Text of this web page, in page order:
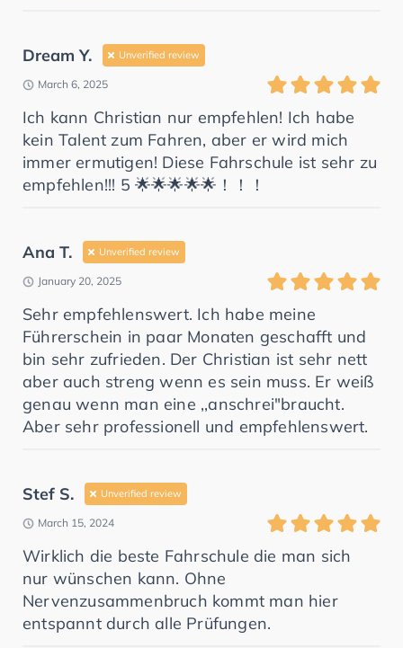
Dream Y. Unverified review
March 6, 2025
Ich kann Christian nur empfehlen! Ich habe
kein Talent zum Fahren, aber er wird mich
immer ermutigen! Diese Fahrschule ist sehr zu
empfehlen!!! 5 🌟🌟🌟🌟🌟！！！
Ana T. Unverified review
January 20, 2025
Sehr empfehlenswert. Ich habe meine
Führerschein in paar Monaten geschafft und
bin sehr zufrieden. Der Christian ist sehr nett
aber auch streng wenn es sein muss. Er weiß
genau wenn man eine ,,anschrei"braucht.
Aber sehr professionell und empfehlenswert.
Stef S. Unverified review
March 15, 2024
Wirklich die beste Fahrschule die man sich
nur wünschen kann. Ohne
Nervenzusammenbruch kommt man hier
entspannt durch alle Prüfungen.